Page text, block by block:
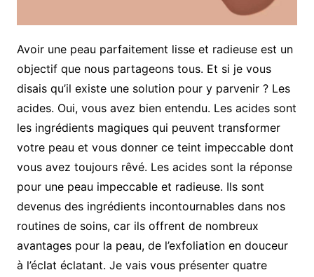
Avoir une peau parfaitement lisse et radieuse est un
objectif que nous partageons tous. Et si je vous
disais qu’il existe une solution pour y parvenir ? Les
acides. Oui, vous avez bien entendu. Les acides sont
les ingrédients magiques qui peuvent transformer
votre peau et vous donner ce teint impeccable dont
vous avez toujours rêvé. Les acides sont la réponse
pour une peau impeccable et radieuse. Ils sont
devenus des ingrédients incontournables dans nos
routines de soins, car ils offrent de nombreux
avantages pour la peau, de l’exfoliation en douceur
à l’éclat éclatant. Je vais vous présenter quatre